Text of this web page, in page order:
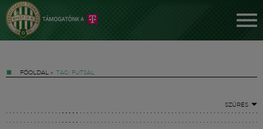
FŐOLDAL » TAG: FUTSAL
SZŰRÉS